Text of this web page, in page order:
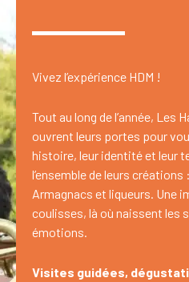
Vivez l’expérience HDM !
Tout au long de l’année, Les
ouvrent leurs portes pour
histoire, leur identité et leur
l’ensemble de leurs
Armagnacs et liqueurs. Une
coulisses, là où naissent les
émotions.
Visites guidées,